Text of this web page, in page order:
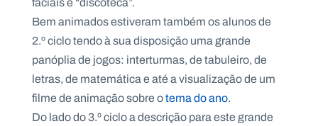
Bem animados estiveram também os alunos de
2.º ciclo tendo à sua disposição uma grande
panóplia de jogos: interturmas, de tabuleiro, de
letras, de matemática e até a visualização de um
filme de animação sobre otema do ano.
Do lado do 3.º ciclo a descrição para este grande
A
g
e
n
a
C
o
n
t
c
o
s